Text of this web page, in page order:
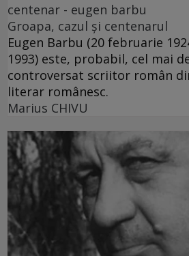
centenar - eugen barbu
Groapa, cazul și centenarul
Eugen Barbu (20 februarie
1993) este, probabil, cel mai
controversat scriitor român
literar românesc.
Marius CHIVU